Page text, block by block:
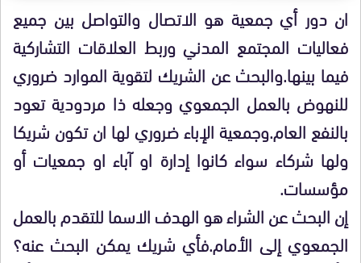
ان دور أي جمعية هو الاتصال والتواصل بين جميع
فعاليات المجتمع المدني وربط العلاقات التشاركية
فيما بينها.والبحث عن الشريك لتقوية الموارد ضروري
للنهوض بالعمل الجمعوي وجعله ذا مردودية تعود
بالنفع العام.وجمعية الإباء ضروري لها ان تكون شريكا
ولها شركاء سواء كانوا إدارة او آباء او جمعيات أو
مؤسسات.
إن البحث عن الشراء هو الهدف الاسما للتقدم بالعمل
الجمعوي إلى الأمام.فأي شريك يمكن البحث عنه؟